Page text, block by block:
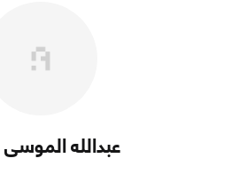
عبدالله الموسى